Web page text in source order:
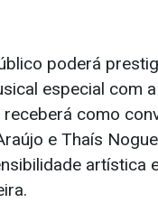
poderá
especial com
receberá como
e Thaís
artística